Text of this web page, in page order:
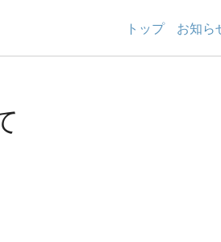
トップ お知ら